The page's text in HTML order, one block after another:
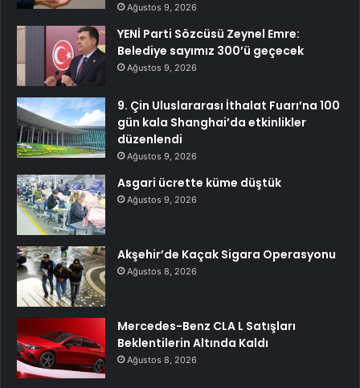
Ağustos 9, 2026
YENİ Parti Sözcüsü Zeynel Emre:
Belediye sayımız 300’ü geçecek
Ağustos 9, 2026
9. Çin Uluslararası İthalat Fuarı’na 100
gün kala Shanghai’da etkinlikler
düzenlendi
Ağustos 9, 2026
Asgari ücrette küme düştük
Ağustos 9, 2026
Akşehir’de Kaçak Sigara Operasyonu
Ağustos 8, 2026
Mercedes-Benz CLA L Satışları
Beklentilerin Altında Kaldı
Ağustos 8, 2026